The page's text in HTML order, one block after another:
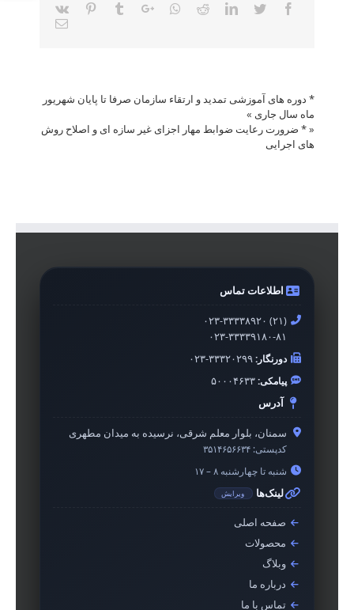
Facebook
Twitter
LinkedIn
Reddit
Whatsapp
Google+
Tumblr
Pinterest
Vk
Email
* دوره های آموزشی تمدید و ارتقاء سازمان صرفا تا پایان شهریور
ماه سال جاری »
«* ضرورت رعایت ضوابط مهار اجزای غیر سازه ای و اصلاح روش
های اجرایی
اطلاعات تماس
۰۲۳-۳۳۳۳۸۹۲۰ (۲۱)
۰۲۳-۳۳۳۳۹۱۸۰-۸۱
دورنگار:۰۲۳-۳۳۳۲۰۲۹۹
پیامکی:۵۰۰۰۴۶۳۳
آدرس
سمنان، بلوار معلم شرقی، نرسیده به میدان مطهری
کدپستی: ۳۵۱۴۶۵۶۶۳۴
شنبه تا چهارشنبه ۸ – ۱۷
لینک‌ها ویرایش
صفحه اصلی
محصولات
وبلاگ
درباره ما
تماس با ما